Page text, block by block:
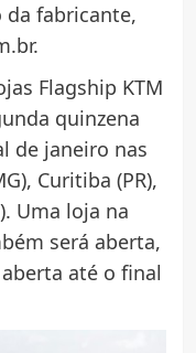
da fabricante,
Flagship KTM
quinzena
de janeiro nas
Curitiba (PR),
Uma loja na
será aberta,
até o final